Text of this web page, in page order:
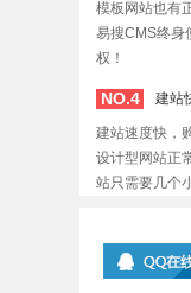
模板网站也有
易搜CMS终身
权！
NO.4 建站
建站速度快，
设计型网站正
站只需要几个